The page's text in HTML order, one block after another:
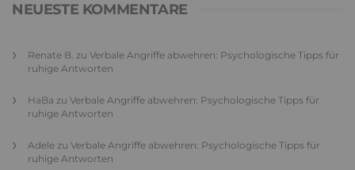
NEUESTE KOMMENTARE
Renate B. zu Verbale Angriffe abwehren: Psychologische Tipps für
ruhige Antworten
HaBa zu Verbale Angriffe abwehren: Psychologische Tipps für
ruhige Antworten
Adele zu Verbale Angriffe abwehren: Psychologische Tipps für
ruhige Antworten